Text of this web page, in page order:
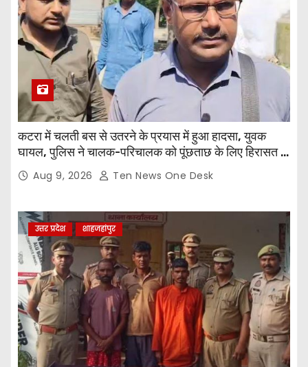
कटरा में चलती बस से उतरने के प्रयास में हुआ हादसा, युवक
घायल, पुलिस ने चालक-परिचालक को पूंछताछ के लिए हिरासत में
लियाAug 9, 2026 Ten News One Desk
उत्तर प्रदेश शाहजहांपुर